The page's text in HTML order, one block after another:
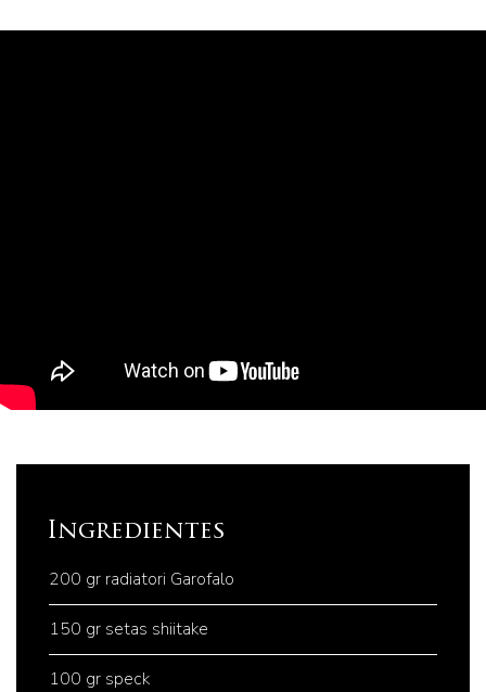
Ingredientes
200 gr radiatori Garofalo
150 gr setas shiitake
100 gr speck